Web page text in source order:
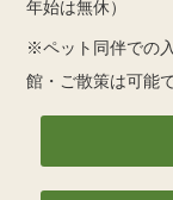
年始は無休）
※ペット同伴での
館・ご散策は可能で